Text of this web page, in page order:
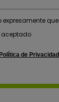
to hear from us?
expresamente
aceptado
de Privacidad